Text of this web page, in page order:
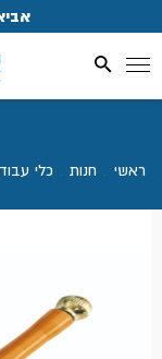
ראשי חנות כלי